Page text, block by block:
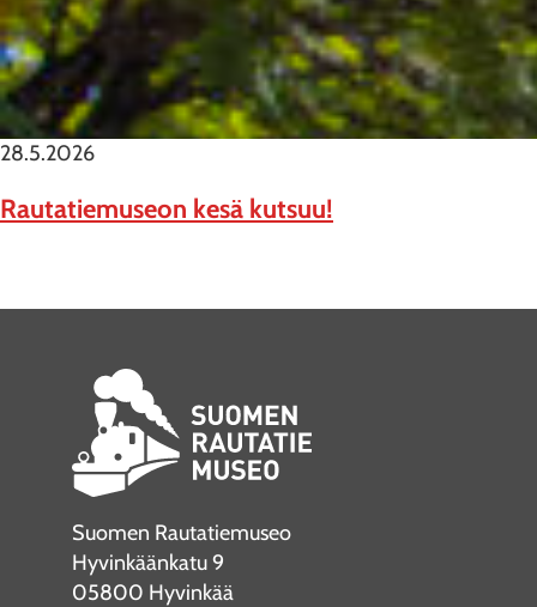
28.5.2026
Rautatiemuseon kesä kutsuu!
Suomen Rautatiemuseo
Hyvinkäänkatu 9
05800 Hyvinkää